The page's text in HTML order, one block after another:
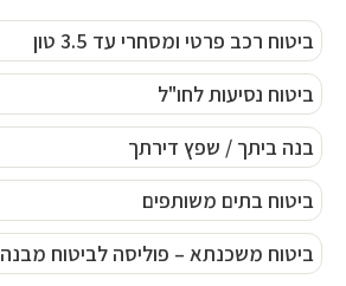
ביטוח רכב פרטי ומסחרי עד 3.5 טון
ביטוח נסיעות לחו"ל
בנה ביתך / שפץ דירתך
ביטוח בתים משותפים
ביטוח משכנתא – פוליסה לביטוח מבנה